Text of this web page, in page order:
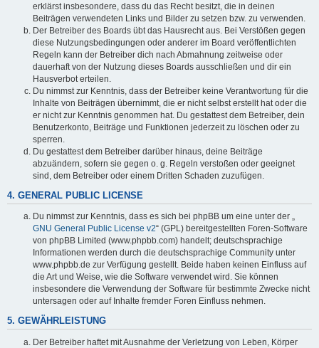
erklärst insbesondere, dass du das Recht besitzt, die in deinen
Beiträgen verwendeten Links und Bilder zu setzen bzw. zu verwenden.
Der Betreiber des Boards übt das Hausrecht aus. Bei Verstößen gegen
diese Nutzungsbedingungen oder anderer im Board veröffentlichten
Regeln kann der Betreiber dich nach Abmahnung zeitweise oder
dauerhaft von der Nutzung dieses Boards ausschließen und dir ein
Hausverbot erteilen.
Du nimmst zur Kenntnis, dass der Betreiber keine Verantwortung für die
Inhalte von Beiträgen übernimmt, die er nicht selbst erstellt hat oder die
er nicht zur Kenntnis genommen hat. Du gestattest dem Betreiber, dein
Benutzerkonto, Beiträge und Funktionen jederzeit zu löschen oder zu
sperren.
Du gestattest dem Betreiber darüber hinaus, deine Beiträge
abzuändern, sofern sie gegen o. g. Regeln verstoßen oder geeignet
sind, dem Betreiber oder einem Dritten Schaden zuzufügen.
4. GENERAL PUBLIC LICENSE
Du nimmst zur Kenntnis, dass es sich bei phpBB um eine unter der „
GNU General Public License v2“ (GPL) bereitgestellten Foren-Software
von phpBB Limited (www.phpbb.com) handelt; deutschsprachige
Informationen werden durch die deutschsprachige Community unter
www.phpbb.de zur Verfügung gestellt. Beide haben keinen Einfluss auf
die Art und Weise, wie die Software verwendet wird. Sie können
insbesondere die Verwendung der Software für bestimmte Zwecke nicht
untersagen oder auf Inhalte fremder Foren Einfluss nehmen.
5. GEWÄHRLEISTUNG
Der Betreiber haftet mit Ausnahme der Verletzung von Leben, Körper